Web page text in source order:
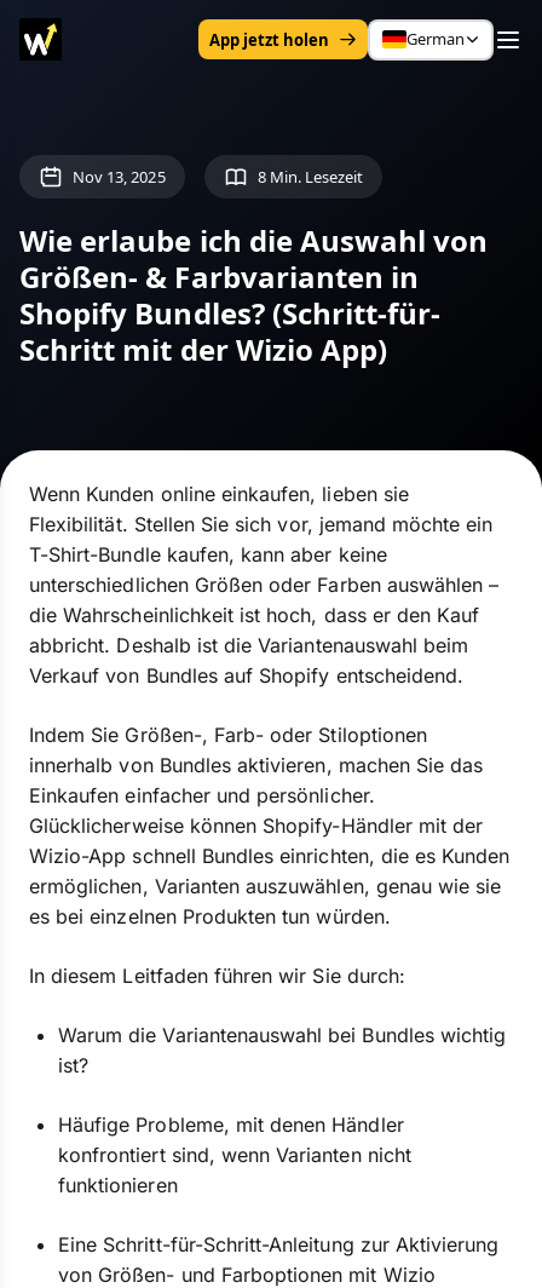
App jetzt holen German
Nov 13, 2025 8 Min. Lesezeit
Wie erlaube ich die Auswahl von
Größen- & Farbvarianten in
Shopify Bundles? (Schritt-für-
Schritt mit der Wizio App)
Wenn Kunden online einkaufen, lieben sie
Flexibilität. Stellen Sie sich vor, jemand möchte ein
T-Shirt-Bundle kaufen, kann aber keine
unterschiedlichen Größen oder Farben auswählen –
die Wahrscheinlichkeit ist hoch, dass er den Kauf
abbricht. Deshalb ist die Variantenauswahl beim
Verkauf von Bundles auf Shopify entscheidend.
Indem Sie Größen-, Farb- oder Stiloptionen
innerhalb von Bundles aktivieren, machen Sie das
Einkaufen einfacher und persönlicher.
Glücklicherweise können Shopify-Händler mit der
Wizio-App schnell Bundles einrichten, die es Kunden
ermöglichen, Varianten auszuwählen, genau wie sie
es bei einzelnen Produkten tun würden.
In diesem Leitfaden führen wir Sie durch:
Warum die Variantenauswahl bei Bundles wichtig
ist?
Häufige Probleme, mit denen Händler
konfrontiert sind, wenn Varianten nicht
funktionieren
Eine Schritt-für-Schritt-Anleitung zur Aktivierung
von Größen- und Farboptionen mit Wizio